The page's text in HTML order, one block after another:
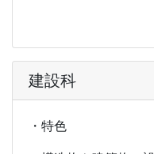
建設科
・特色